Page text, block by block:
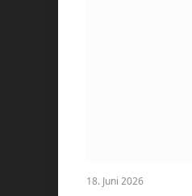
18. Juni 2026